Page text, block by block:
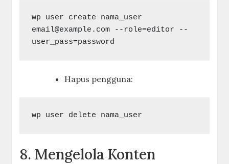
email@example.com --role=editor --
Hapus pengguna:
8. Mengelola Konten